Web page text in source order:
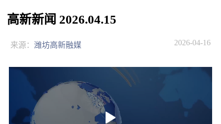
高新新闻 2026.04.15
来源： 潍坊高新融媒 2026-04-16